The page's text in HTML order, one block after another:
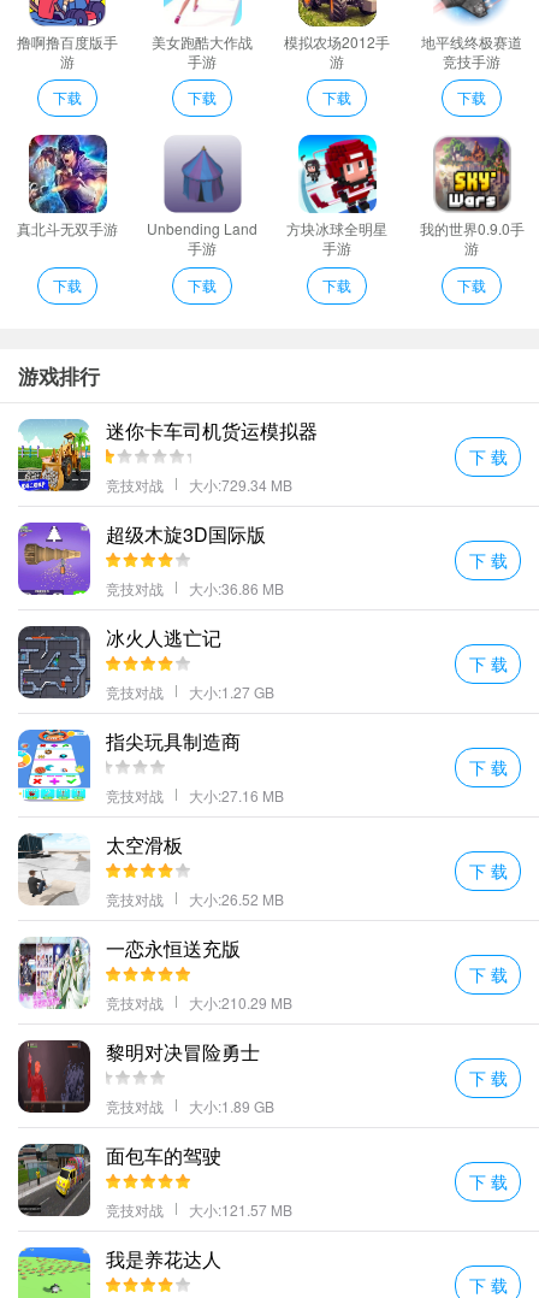
5、超级英雄的独特技能提升你的角色和他们的装备来释放他们的全
部力量！
影龙传编辑心得
游戏的画质非常的清晰细腻横版的游戏玩法让游戏的战斗过程展现
更加淋漓尽致。
历经大量的抵抗游戏里面游戏玩家击倒妖怪和凶兽时获得凶兽的
蛋。
在这个与众不同的修真冒险类游戏中将挑戰大量有趣內容;
自由组合战斗组合击杀更多的敌人利用特殊的奖励效果！
英雄超级技能：召唤龙冲击波能量环魔拳
有差别。
影龙传推荐理由
游戏中的界面很漂亮游戏玩家线上可以接到很多褔利更强的其用来
探险；
跨界营销大战每日按时开演非常猛烈的战绩就在边上产生升职速率
迅速;
拯救世界的英雄意识获得宝石来解锁英雄然后在玩惊险史诗任务时
将它们升级！
战法道三大职业加成根据不同的职业属性搭配合金装备助你战斗力
飙升;
更多好玩的手游，请持续关注顺发游戏网
撸啊撸百度版手
游
下载
美女跑酷大作战
手游
下载
模拟农场2012手
游
下载
地平线终极赛道
竞技手游
下载
真北斗无双手游
下载
Unbending Land
手游
下载
方块冰球全明星
手游
下载
我的世界0.9.0手
游
下载
游戏排行
迷你卡车司机货运模拟器
竞技对战 大小:729.34 MB
下 载
超级木旋3D国际版
竞技对战 大小:36.86 MB
下 载
冰火人逃亡记
竞技对战 大小:1.27 GB
下 载
指尖玩具制造商
竞技对战 大小:27.16 MB
下 载
太空滑板
竞技对战 大小:26.52 MB
下 载
一恋永恒送充版
竞技对战 大小:210.29 MB
下 载
黎明对决冒险勇士
竞技对战 大小:1.89 GB
下 载
面包车的驾驶
竞技对战 大小:121.57 MB
下 载
我是养花达人
下 载